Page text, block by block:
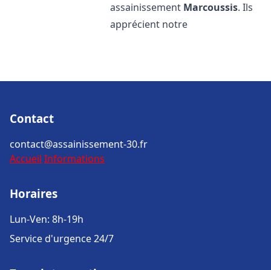
assainissement Marcoussis. Ils
apprécient notre
Contact
contact@assainissement-30.fr
Accueil Informations
Horaires
Lun-Ven: 8h-19h
Service d'urgence 24/7